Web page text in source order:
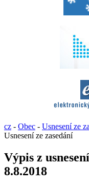
cz - Obec - Usnesení ze
Usnesení ze zasedání
Výpis z
8.8.2018